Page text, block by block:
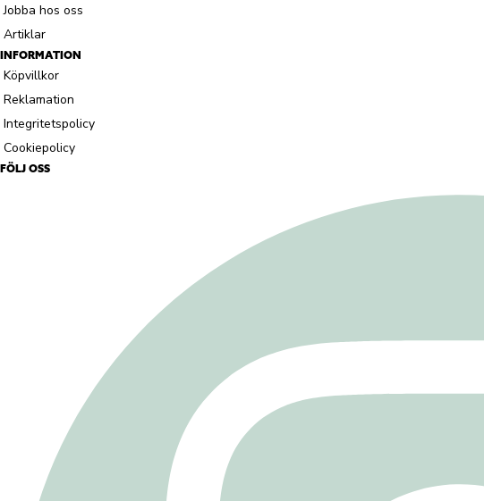
Jobba hos oss
Artiklar
INFORMATION
Köpvillkor
Reklamation
Integritetspolicy
Cookiepolicy
FÖLJ OSS